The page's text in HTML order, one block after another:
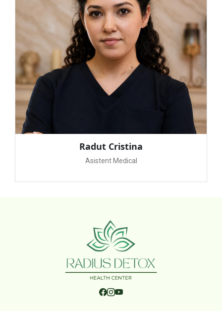
Radut Cristina
Asistent Medical